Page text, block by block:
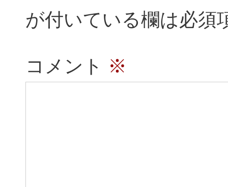
が付いている欄は必須
コメント ※